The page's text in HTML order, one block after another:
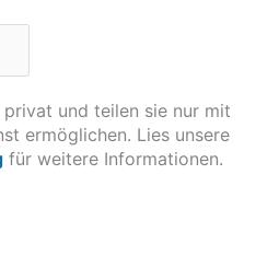
und teilen sie nur mit
ermöglichen. Lies unsere
für weitere Informationen.